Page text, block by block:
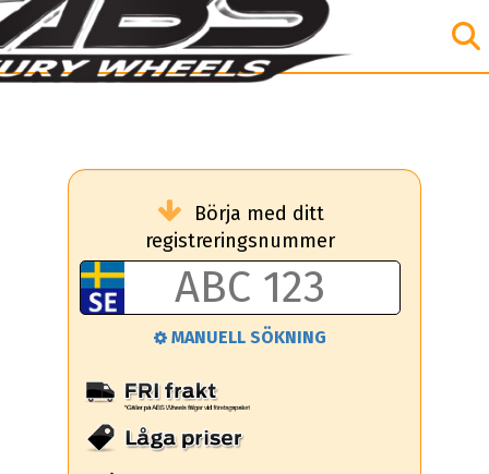
Börja med ditt
registreringsnummer
MANUELL SÖKNING